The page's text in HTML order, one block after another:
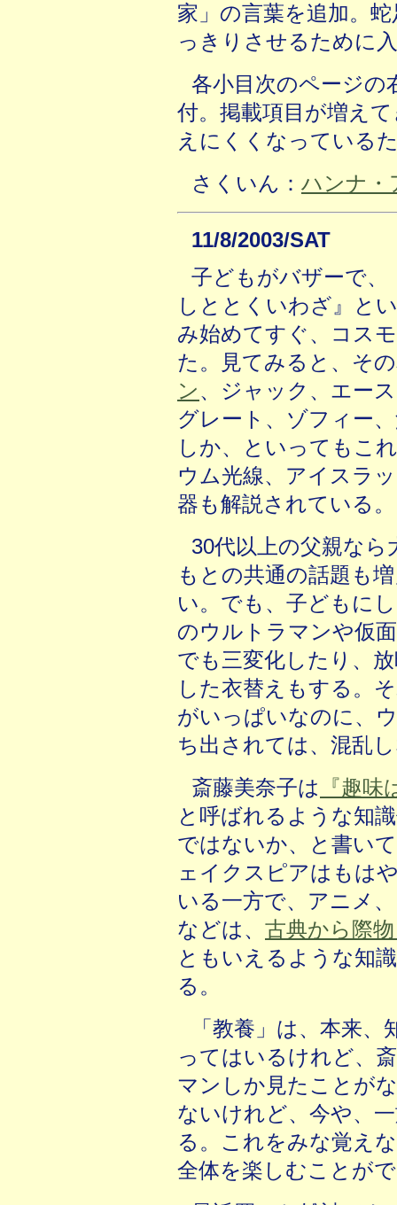
家」の言葉を追加。
っきりさせるために
各小目次のページの
付。掲載項目が増え
えにくくなっている
さくいん： ハンナ・
11/8/2003/SAT
子どもがバザーで
しととくいわざ』と
み始めてすぐ、コス
た。見てみると、そ
ン、ジャック、エー
グレート、ゾフィー
しか、といってもこ
ウム光線、アイスラ
器も解説されている。
30代以上の父親な
もとの共通の話題も
い。でも、子どもに
のウルトラマンや仮
でも三変化したり、
した衣替えもする。
がいっぱいなのに、
ち出されては、混乱
斎藤美奈子は
『趣味
と呼ばれるような知
ではないか、と書い
ェイクスピアはもは
いる一方で、アニメ
などは、 古典から際
ともいえるような知
る。
「教養」は、本来
ってはいるけれど、
マンしか見たことが
ないけれど、今や、
る。これをみな覚え
全体を楽しむことが